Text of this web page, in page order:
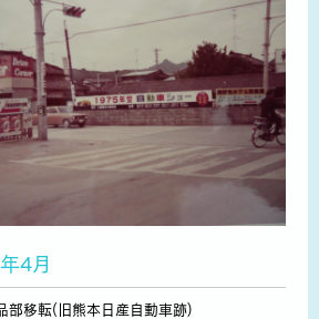
4月
部移転(旧熊本日産自動車跡)